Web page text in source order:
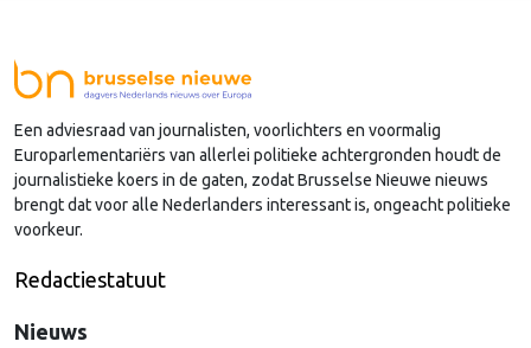
ineenslaan. "Er zullen nog wel een aantal ego's over
hun schaduw heen moeten springen", zegt zij.
Een adviesraad van journalisten, voorlichters en voormalig
Europarlementariërs van allerlei politieke achtergronden houdt de
journalistieke koers in de gaten, zodat Brusselse Nieuwe nieuws
brengt dat voor alle Nederlanders interessant is, ongeacht politieke
voorkeur.
Redactiestatuut
Nieuws